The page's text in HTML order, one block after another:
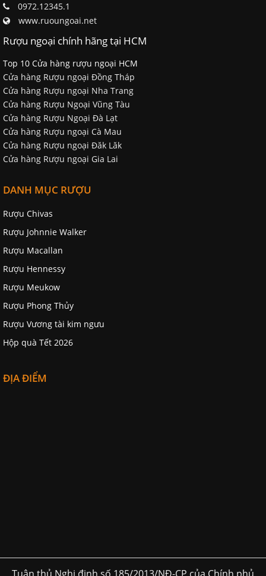
0972.12345.1
www.ruoungoai.net
Rượu ngoại chính hãng tại HCM
Top 10 Cửa hàng rượu ngoại HCM
Cửa hàng Rượu ngoại Đồng Tháp
Cửa hàng Rượu ngoại Nha Trang
Cửa hàng Rượu Ngoại Vũng Tàu
Cửa hàng Rượu Ngoại Đà Lạt
Cửa hàng Rượu ngoại Cà Mau
Cửa hàng Rượu ngoại Đăk Lăk
Cửa hàng Rượu ngoại Gia Lai
DANH MỤC RƯỢU
Rượu Chivas
Rượu Johnnie Walker
Rượu Macallan
Rượu Hennessy
Rượu Meukow
Rượu Phong Thủy
Rượu Vương tài kim ngưu
Hộp quà Tết 2026
ĐỊA ĐIỂM